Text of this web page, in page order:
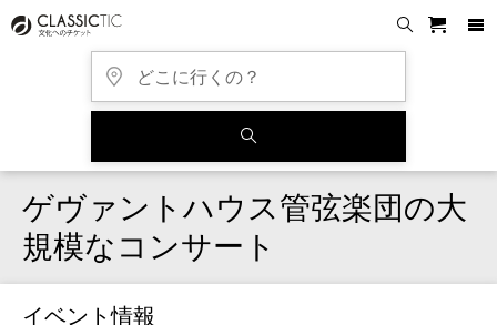
ゲヴァントハウス管弦楽団の大
規模なコンサート
イベント情報